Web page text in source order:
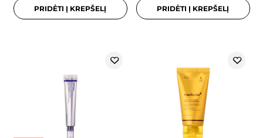
PRIDĖTI Į KREPŠELĮ PRIDĖTI Į KREPŠELĮ